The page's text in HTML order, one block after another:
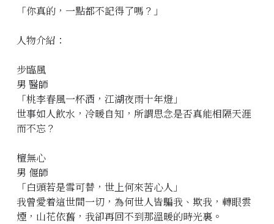
「你真的，一點都不記得了嗎？」
人物介紹：
步臨風
男 醫師
「桃李春風一杯酒，江湖夜雨十年燈」
世事如人飲水，冷暖自知，所謂思念是否真能相隔天涯
而不忘？
檀無心
男 偃師
「白頭若是雪可替，世上何來苦心人」
我曾愛着這世間一切，為何世人皆騙我、欺我，轉眼雲
煙，山花依舊，我卻再回不到那溫暖的時光裏。